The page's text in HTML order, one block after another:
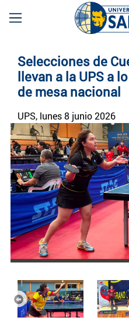
Selecciones de
llevan a la UPS a
de mesa nacional
UPS, lunes 8 junio 2026
Anterior